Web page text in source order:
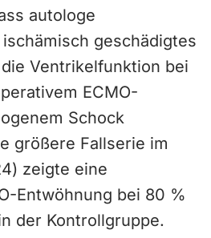
autologe
geschädigtes
Ventrikelfunktion bei
ECMO-
Schock
größere Fallserie im
zeigte eine
Entwöhnung bei 80 %
der Kontrollgruppe.